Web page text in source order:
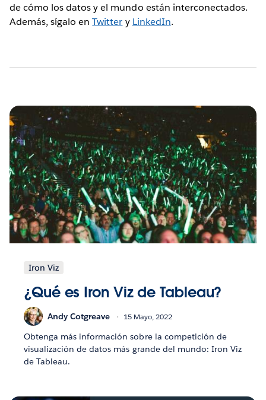
de cómo los datos y el mundo están interconectados.
Además, sígalo enTwitter y LinkedIn.
Iron Viz
¿Qué es Iron Viz de Tableau?
Andy Cotgreave 15 Mayo, 2022
Obtenga más información sobre la competición de
visualización de datos más grande del mundo: Iron Viz
de Tableau.